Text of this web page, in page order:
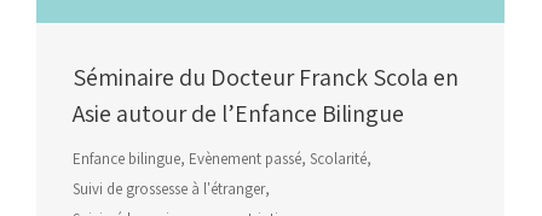
Séminaire du Docteur Franck Scola en
Asie autour de l’Enfance Bilingue
Enfance bilingue, Evènement passé, Scolarité,
Suivi de grossesse à l'étranger,